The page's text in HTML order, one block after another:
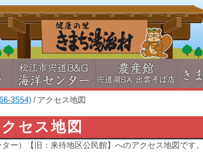
3554) / アクセス地図
セス地図
ー）【旧：来待地区公民館】へのアクセス地図です。